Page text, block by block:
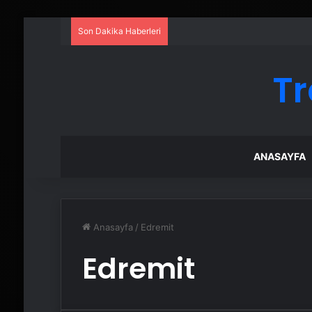
Son Dakika Haberleri
ANASAYFA
Anasayfa / Edremit
Edremit